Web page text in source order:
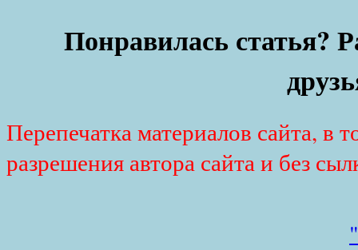
Понравилась статья?
Перепечатка материалов сайта, в
разрешения автора сайта и без